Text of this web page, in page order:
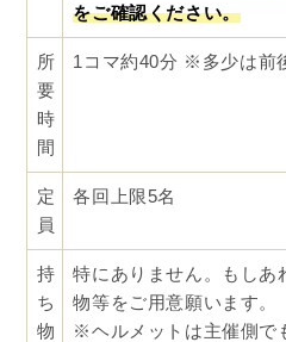
をご確認ください。
所
要
時
間
1コマ約40分 ※多少は前
定
員
各回上限5名
持
ち
物
特にありません。もしあ
物等をご用意願います。
※ヘルメットは主催側で